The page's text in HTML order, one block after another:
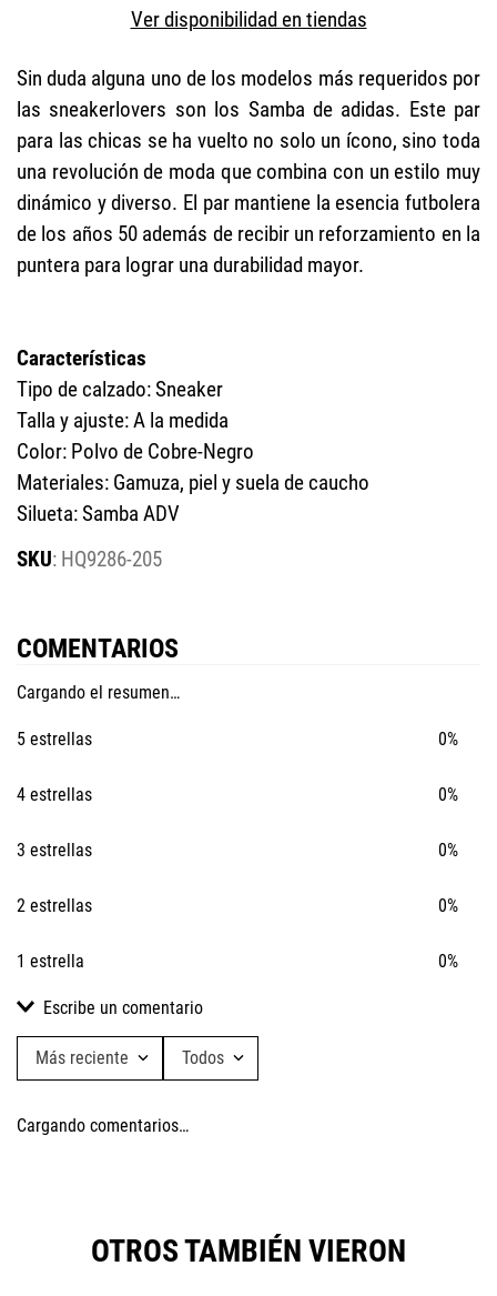
Ver disponibilidad en tiendas
Sin duda alguna uno de los modelos más requeridos por
las sneakerlovers son los Samba de adidas. Este par
para las chicas se ha vuelto no solo un ícono, sino toda
una revolución de moda que combina con un estilo muy
dinámico y diverso. El par mantiene la esencia futbolera
de los años 50 además de recibir un reforzamiento en la
puntera para lograr una durabilidad mayor.
Características
Tipo de calzado: Sneaker
Talla y ajuste: A la medida
Color: Polvo de Cobre-Negro
Materiales: Gamuza, piel y suela de caucho
Silueta: Samba ADV
: HQ9286-205
COMENTARIOS
Cargando el resumen…
5 estrellas 0%
4 estrellas 0%
3 estrellas 0%
2 estrellas 0%
1 estrella 0%
Escribe un comentario
Califica el producto de 1 a 5 estrellas
★★★★
Más reciente Todos
Cargando comentarios…
OTROS TAMBIÉN VIERON